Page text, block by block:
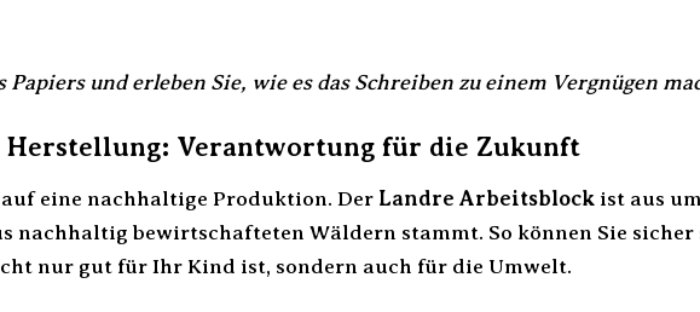
Papiers und erleben Sie, wie es das Schreiben zu einem Vergnügen
Verantwortung für die Zukunft
eine nachhaltige Produktion. Der Landre Arbeitsblock ist aus
nachhaltig bewirtschafteten Wäldern stammt. So können Sie sicher
nur gut für Ihr Kind ist, sondern auch für die Umwelt.